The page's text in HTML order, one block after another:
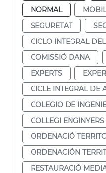
NORMAL
SEGURETAT
CICLO INTEGRAL
COMISSIÓ DANA
EXPERTS
CICLE INTEGRAL DE
COLEGIO DE
COLLEGI ENGINYERS
ORDENACIÓ
ORDENACIÓN
RESTAURACIÓ